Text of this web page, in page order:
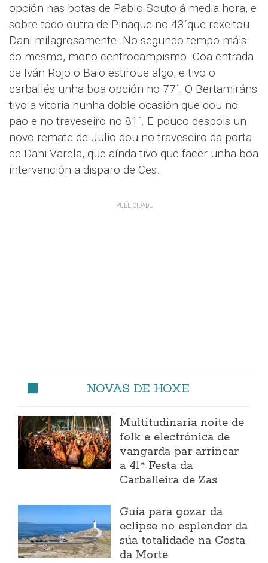
opción nas botas de Pablo Souto á media hora, e
sobre todo outra de Pinaque no 43´que rexeitou
Dani milagrosamente. No segundo tempo máis
do mesmo, moito centrocampismo. Coa entrada
de Iván Rojo o Baio estiroue algo, e tivo o
carballés unha boa opción no 77´. O Bertamiráns
tivo a vitoria nunha doble ocasión que dou no
pao e no traveseiro no 81´. E pouco despois un
novo remate de Julio dou no traveseiro da porta
de Dani Varela, que aínda tivo que facer unha boa
intervención a disparo de Ces.
NOVAS DE HOXE
Multitudinaria noite de
folk e electrónica de
vangarda par arrincar
a 41ª Festa da
Carballeira de Zas
Guía para gozar da
eclipse no esplendor da
súa totalidade na Costa
da Morte